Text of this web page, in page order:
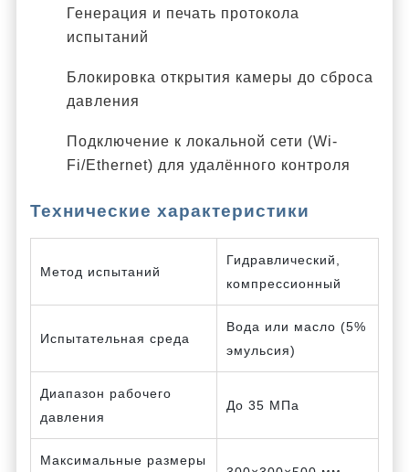
Генерация и печать протокола
испытаний
Блокировка открытия камеры до сброса
давления
Подключение к локальной сети (Wi-
Fi/Ethernet) для удалённого контроля
Технические характеристики
Метод испытаний
Гидравлический,
компрессионный
Испытательная среда
Вода или масло (5%
эмульсия)
Диапазон рабочего
давления
До 35 МПа
Максимальные размеры